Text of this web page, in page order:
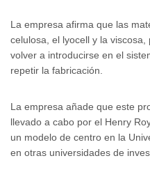
La empresa afirma que las
celulosa, el lyocell y la
volver a introducirse en el
repetir la fabricación.
La empresa añade que este
llevado a cabo por el Henry
un modelo de centro en la
en otras universidades de